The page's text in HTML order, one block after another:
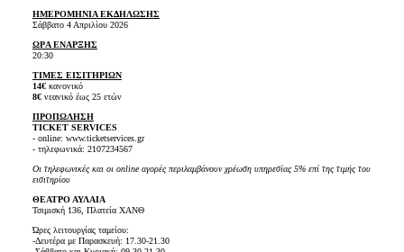
ΗΜΕΡΟΜΗΝΙΑ ΕΚΔΗΛΩΣΗΣ
Σάββατο 4 Απριλίου 2026
ΩΡA ΕΝΑΡΞΗΣ
20:30
ΤΙΜΕΣ ΕΙΣΙΤΗΡΙΩΝ
14€κανονικό
8€νεανικό έως 25 ετών
ΠΡΟΠΩΛΗΣΗ
TICKET SERVICES
- online: www.ticketservices.gr
- τηλεφωνικά: 2107234567
Οι τηλεφωνικές και οι online αγορές περιλαμβάνουν χρέωση υπηρεσίας 5% επί της τιμής του
εισιτηρίου
ΘΕΑΤΡΟ ΑΥΛΑΙΑ
Τσιμισκή 136, Πλατεία ΧΑΝΘ
Ώρες λειτουργίας ταμείου:
-Δευτέρα με Παρασκευή: 17.30-21.30